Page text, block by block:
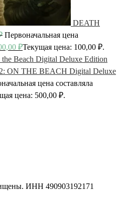
DEATH
Первоначальная цена
₽Текущая цена: 100,00 ₽.
ON THE BEACH Digital Deluxe
цена составляла
цена: 500,00 ₽.
ИНН 490903192171